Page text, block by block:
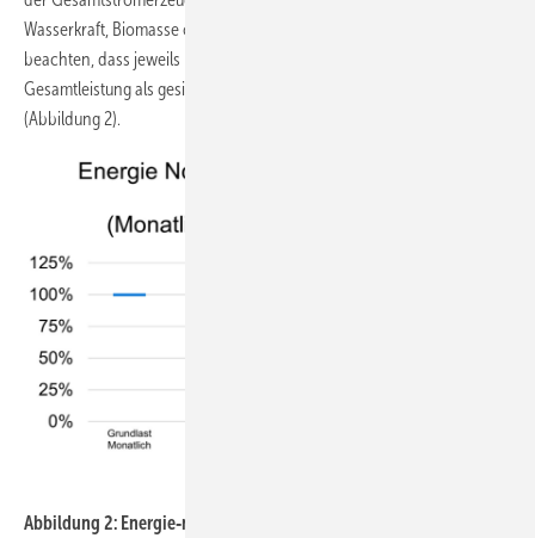
Wasserkraft, Biomasse oder Offshore Wind zu nutzen. Es ist wichtig zu
beachten, dass jeweils nur ein kleiner Teil der installierten
Gesamtleistung als gesicherte Grundlast zu Verfügung steht
(Abbildung 2).
Abbildung 2: Energie‑normalisierte Umsätze verschiedener